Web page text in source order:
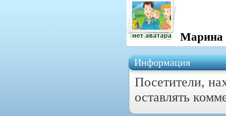
Марина
Информация
Посетители,
оставлять